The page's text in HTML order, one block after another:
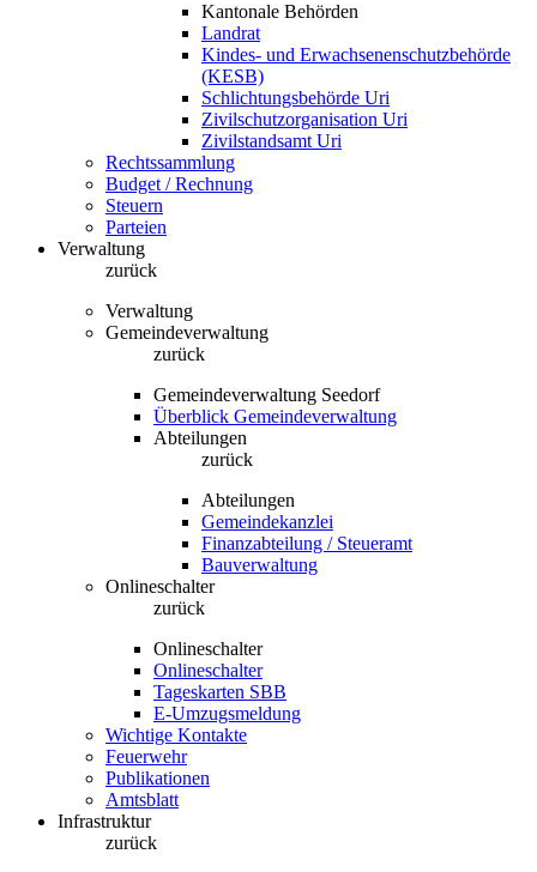
Kantonale Behörden
Landrat
Kindes- und Erwachsenenschutzbehörde
(KESB)
Schlichtungsbehörde Uri
Zivilschutzorganisation Uri
Zivilstandsamt Uri
Rechtssammlung
Budget / Rechnung
Steuern
Parteien
Verwaltung
zurück
Verwaltung
Gemeindeverwaltung
zurück
Gemeindeverwaltung Seedorf
Überblick Gemeindeverwaltung
Abteilungen
zurück
Abteilungen
Gemeindekanzlei
Finanzabteilung / Steueramt
Bauverwaltung
Onlineschalter
zurück
Onlineschalter
Onlineschalter
Tageskarten SBB
E-Umzugsmeldung
Wichtige Kontakte
Feuerwehr
Publikationen
Amtsblatt
Infrastruktur
zurück